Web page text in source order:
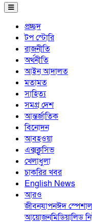
প্রচ্ছদ
টপ স্টোরি
রাজনীতি
অর্থনীতি
আইন আদালত
মতামত
সাহিত্য
সমগ্র দেশ
আন্তর্জাতিক
বিনোদন
আবহওয়া
এক্সক্লুসিভ
খেলাধুলা
চাকরির খবর
English News
আরও
জীবনযাপনঈদ স্পেশাল
আয়োজনমিডিয়ালিড